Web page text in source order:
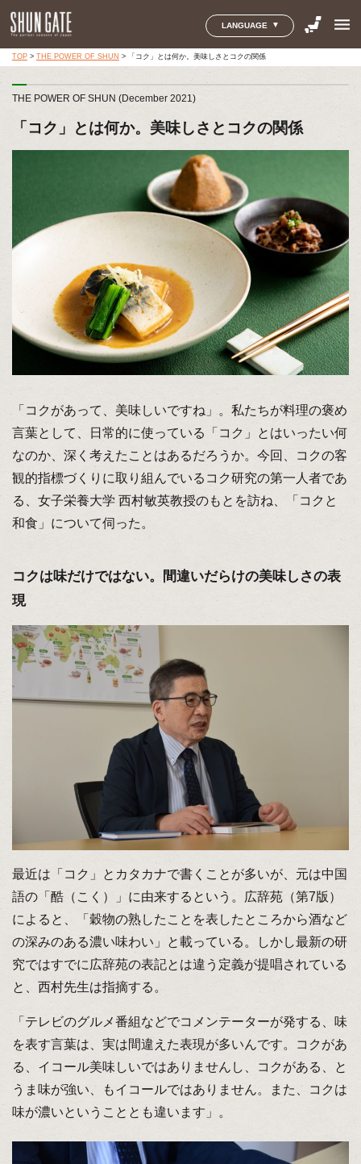
LANGUAGE menu
TOP> THE POWER OF SHUN > 「コク」とは何か。美味しさとコクの関係
THE POWER OF SHUN (December 2021)
「コク」とは何か。美味しさとコクの関係
「コクがあって、美味しいですね」。私たちが料理の褒め
言葉として、日常的に使っている「コク」とはいったい何
なのか、深く考えたことはあるだろうか。今回、コクの客
観的指標づくりに取り組んでいるコク研究の第一人者であ
る、女子栄養大学 西村敏英教授のもとを訪ね、「コクと
和食」について伺った。
コクは味だけではない。間違いだらけの美味しさの表
現
最近は「コク」とカタカナで書くことが多いが、元は中国
語の「酷（こく）」に由来するという。広辞苑（第7版）
によると、「穀物の熟したことを表したところから酒など
の深みのある濃い味わい」と載っている。しかし最新の研
究ではすでに広辞苑の表記とは違う定義が提唱されている
と、西村先生は指摘する。
「テレビのグルメ番組などでコメンテーターが発する、味
を表す言葉は、実は間違えた表現が多いんです。コクがあ
る、イコール美味しいではありませんし、コクがある、と
うま味が強い、もイコールではありません。また、コクは
味が濃いということとも違います」。